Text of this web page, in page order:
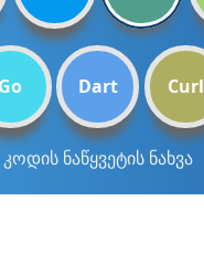
Go Dart Curl
კოდის ნაწყვეტის ნახვა